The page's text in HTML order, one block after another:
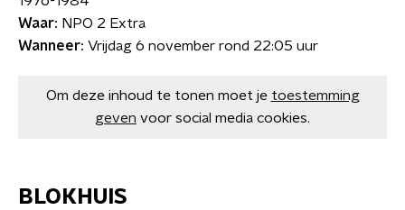
Waar: NPO 2 Extra
Wanneer: Vrijdag 6 november rond 22:05 uur
Om deze inhoud te tonen moet je toestemming
geven voor social media cookies.
BLOKHUIS